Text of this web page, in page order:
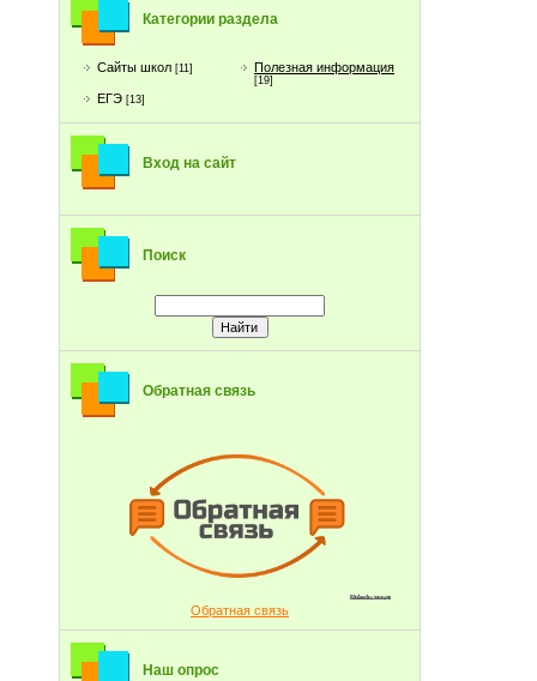
Категории раздела
Сайты школ [11] Полезная информация
[19]
ЕГЭ [13]
Вход на сайт
Поиск
Обратная связь
Обратная связь
Наш опрос